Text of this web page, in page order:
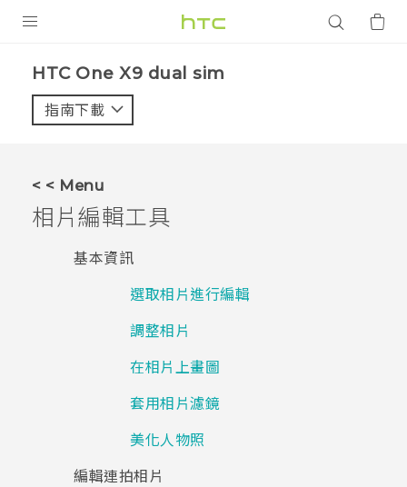
VIVE
HTC One X9 dual sim‎
指南下載
< < Menu
相片編輯工具
基本資訊
選取相片進行編輯
調整相片
在相片上畫圖
套用相片濾鏡
美化人物照
編輯連拍相片